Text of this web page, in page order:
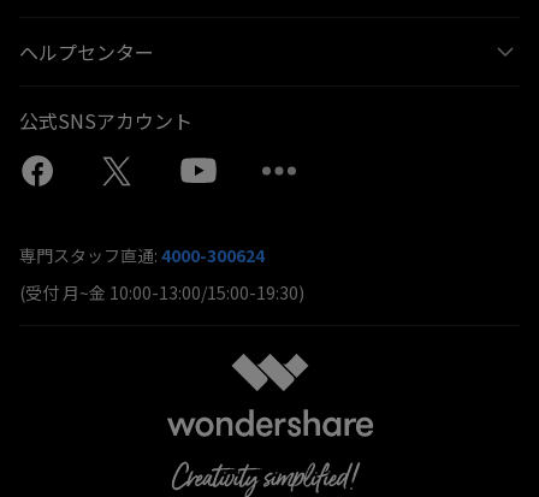
ヘルプセンター
公式SNSアカウント
専門スタッフ直通: 4000-300624
(受付 月~金 10:00-13:00/15:00-19:30)